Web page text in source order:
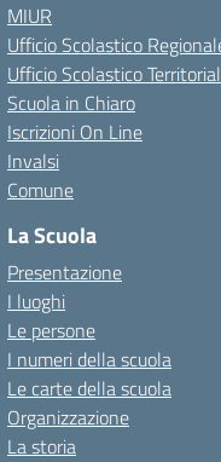
MIUR
Ufficio Scolastico
Ufficio Scolastico
Scuola in Chiaro
Iscrizioni On Line
Invalsi
Comune
La Scuola
Presentazione
I luoghi
Le persone
I numeri della scuola
Le carte della scuola
Organizzazione
La storia